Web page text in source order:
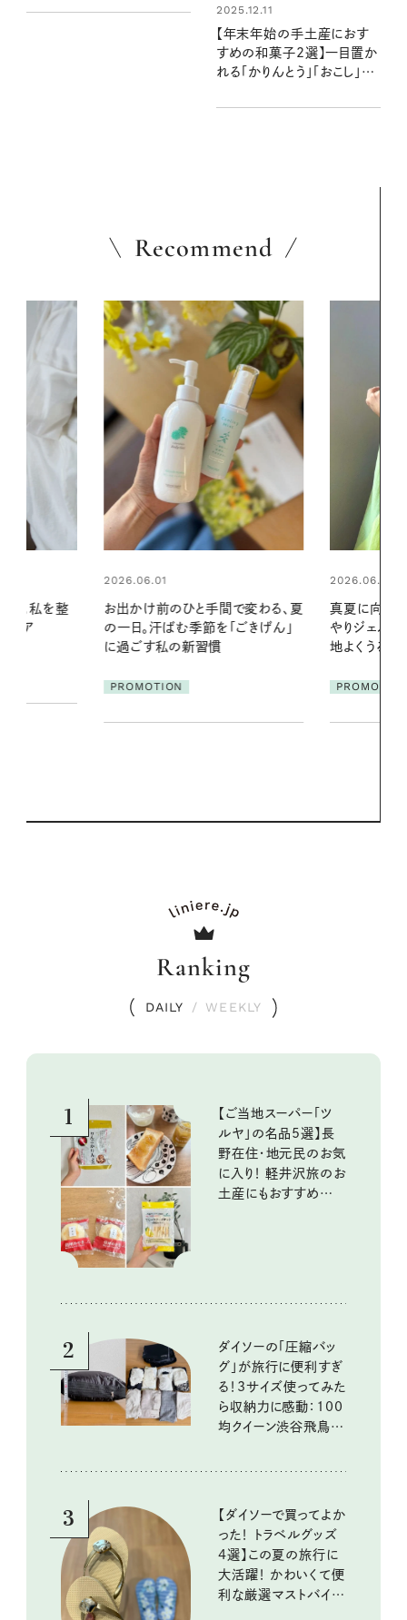
れしい贈り物がいっぱい
2025.12.11
【年末年始の手土産におす
すめの和菓子2選】一目置か
れる「かりんとう」「おこし」は
Recommend
変わる、夏
ごきげん」
2026.06.01
真夏に向けて、ハーブが香るひん
やりジェルと出合う。暑い季節に心
地よくうるおう、軽やかなボディケ
PROMOTION
2026.07.24
夏の髪と心
る【大人気の
1本で汗ばむ
Ranking
DAILY / WEEKLY
1
【ご当地スーパー「ツ
ルヤ」の名品5選】長
野在住・地元民のお気
に入り！ 軽井沢旅のお
土産にもおすすめのお
2
ダイソーの「圧縮バッ
グ」が旅行に便利すぎ
る！3サイズ使ってみた
ら収納力に感動：100
均クイーン渋谷飛鳥の
3
【ダイソーで買ってよか
った！ トラベルグッズ
4選】この夏の旅行に
大活躍！ かわいくて便
利な厳選マストバイア